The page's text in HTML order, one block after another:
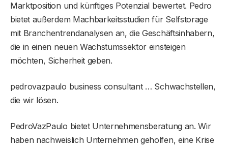
Marktposition und künftiges Potenzial bewertet. Pedro
bietet außerdem Machbarkeitsstudien für Selfstorage
mit Branchentrendanalysen an, die Geschäftsinhabern,
die in einen neuen Wachstumssektor einsteigen
möchten, Sicherheit geben.
pedrovazpaulo business consultant … Schwachstellen,
die wir lösen.
PedroVazPaulo bietet Unternehmensberatung an. Wir
haben nachweislich Unternehmen geholfen, eine Krise